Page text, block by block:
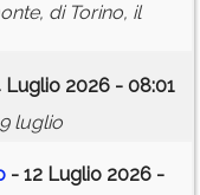
di Torino, il
Luglio 2026 - 08:01
luglio
- 12 Luglio 2026 -